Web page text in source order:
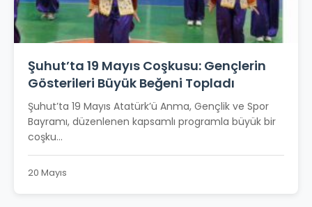
Şuhut’ta 19 Mayıs Coşkusu: Gençlerin
Gösterileri Büyük Beğeni Topladı
Şuhut’ta 19 Mayıs Atatürk’ü Anma, Gençlik ve Spor
Bayramı, düzenlenen kapsamlı programla büyük bir
coşku...
20 Mayıs